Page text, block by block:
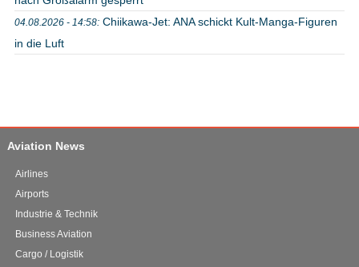
04.08.2026 - 14:58: Chiikawa-Jet: ANA schickt Kult-Manga-Figuren
in die Luft
Aviation News
Airlines
Airports
Industrie & Technik
Business Aviation
Cargo / Logistik